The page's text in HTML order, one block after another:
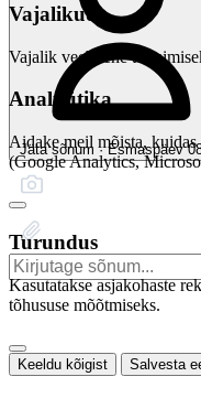
Jäta sõnum · Esmaspäev
Vajalikud
Vajalik veebilehe
Analüütika
Aidake meil mõista, kuidas
(Google Analytics,
Turundus
Kasutatakse asjakohaste
tõhususe mõõtmiseks.
Keeldu kõigist Salvesta